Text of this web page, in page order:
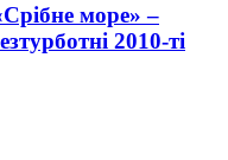
море» –
2010-ті